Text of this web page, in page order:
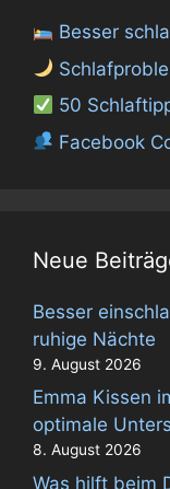
Besser
50
Facebook
Neue
Besser
ruhige Nächte
9. August 2026
Emma Kissen
optimale
8. August 2026
Was hilft beim